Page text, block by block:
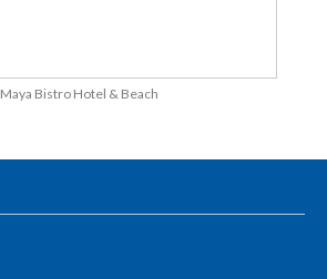
Maya Bistro Hotel & Beach